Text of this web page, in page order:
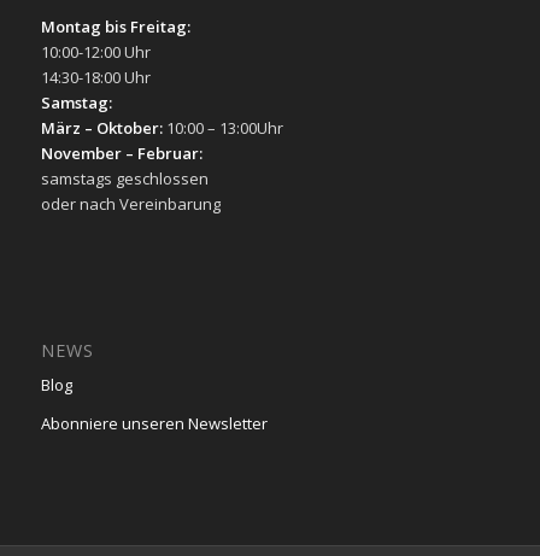
Montag bis Freitag:
10:00-12:00 Uhr
14:30-18:00 Uhr
Samstag:
März – Oktober:10:00 – 13:00Uhr
November – Februar:
samstags geschlossen
oder nach Vereinbarung
NEWS
Blog
Abonniere unseren Newsletter